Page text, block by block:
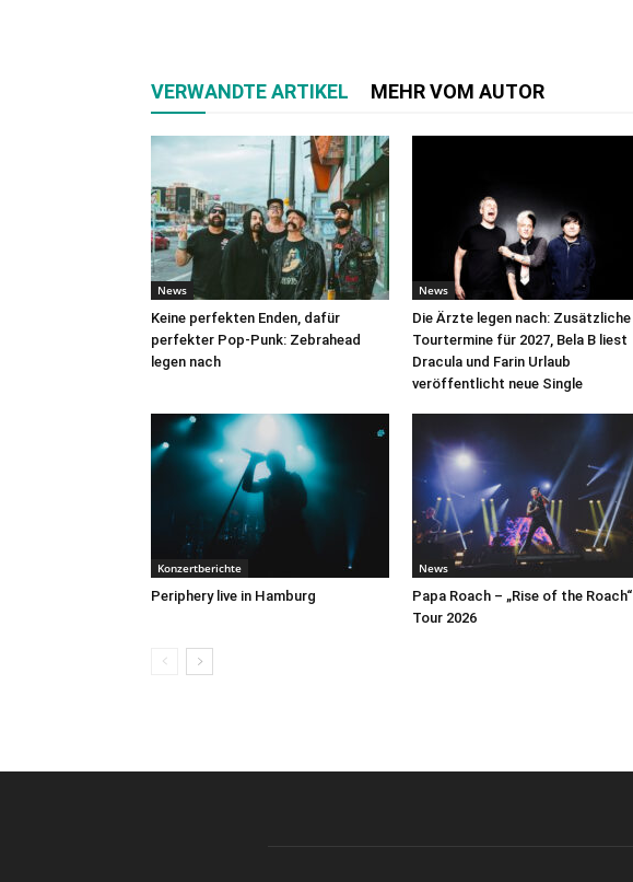
VERWANDTE ARTIKEL MEHR VOM AUTOR
News
Keine perfekten Enden, dafür
perfekter Pop-Punk: Zebrahead
legen nach
News
Die Ärzte legen nach: Zusätzliche
Tourtermine für 2027, Bela B liest
Dracula und Farin Urlaub
veröffentlicht neue Single
Konzertberichte
Periphery live in Hamburg
News
Papa Roach – „Rise of the Roach“
Tour 2026